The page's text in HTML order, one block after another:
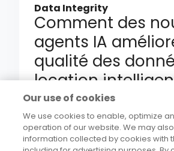
Data Integrity
Comment des
agents IA
qualité des
location
l’enrichissement
Our use of cookies
We use cookies to enable, optimize
operation of our website. We may
information collected by cookies with